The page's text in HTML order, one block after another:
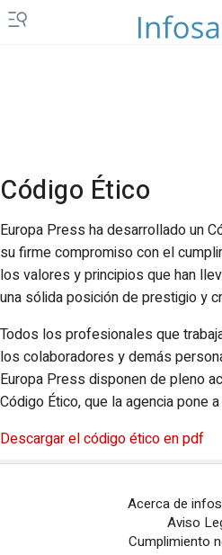
Código Ético
Europa Press ha desarrollado un
su firme compromiso con el
los valores y principios que han
una sólida posición de prestigio y
Todos los profesionales que
los colaboradores y demás
Europa Press disponen de pleno
Código Ético, que la agencia pone
Descargar el código ético en pdf
Acerca de
Aviso
Cumplimiento